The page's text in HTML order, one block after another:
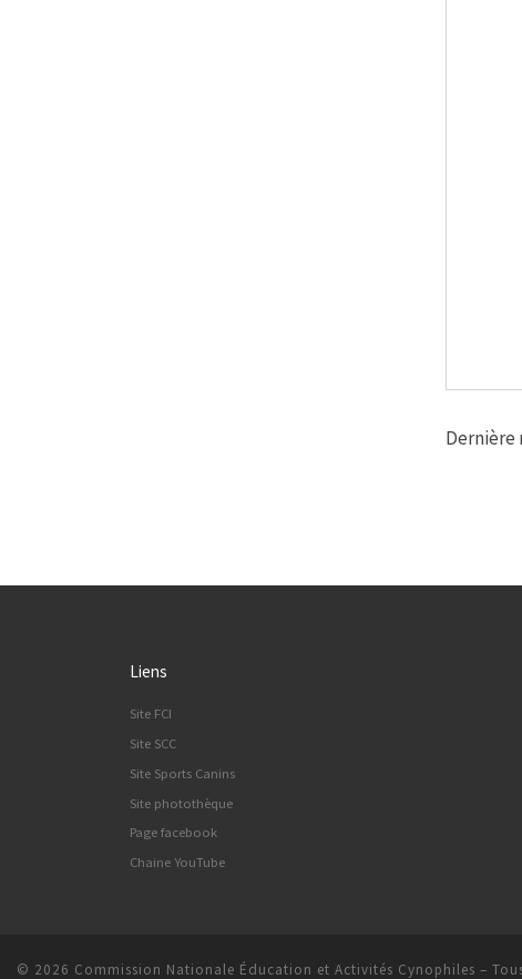
Dernière
Liens
Site FCI
Site SCC
Site Sports Canins
Site photothèque
Page facebook
Chaine YouTube
© 2026 Commission Nationale Éducation et Activités Cynophiles –